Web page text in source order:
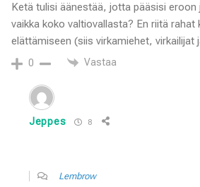
Ketä tulisi äänestää, jotta pääsisi
vaikka koko valtiovallasta? En riitä rahat
elättämiseen (siis virkamiehet, virkailijat
0 Vastaa
Jeppes 8
Lembrow